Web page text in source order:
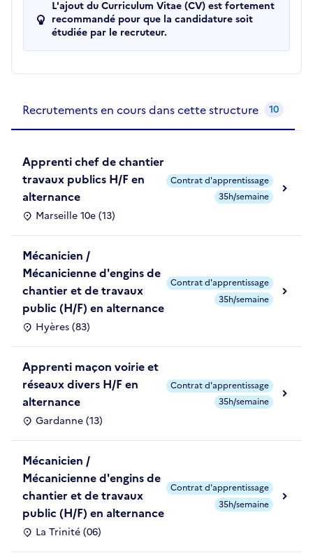
L'ajout du Curriculum Vitae (CV) est fortement
recommandé pour que la candidature soit
étudiée par le recruteur.
Recrutements en cours dans cette structure 10
Apprenti chef de chantier
travaux publics H/F en
alternance
Marseille 10e (13)
Contrat d'apprentissage
35h/semaine
Mécanicien /
Mécanicienne d'engins de
chantier et de travaux
public (H/F) en alternance
Hyères (83)
Contrat d'apprentissage
35h/semaine
Apprenti maçon voirie et
réseaux divers H/F en
alternance
Gardanne (13)
Contrat d'apprentissage
35h/semaine
Mécanicien /
Mécanicienne d'engins de
chantier et de travaux
public (H/F) en alternance
La Trinité (06)
Contrat d'apprentissage
35h/semaine